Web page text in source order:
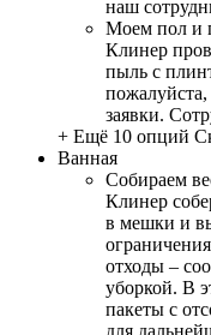
наш
Моем пол и
Клинер
пыль с
заявки.
+ Ещё 10 опций
Ванная
Собираем
Клинер
в мешки и
отходы –
уборкой. В
пакеты с
для